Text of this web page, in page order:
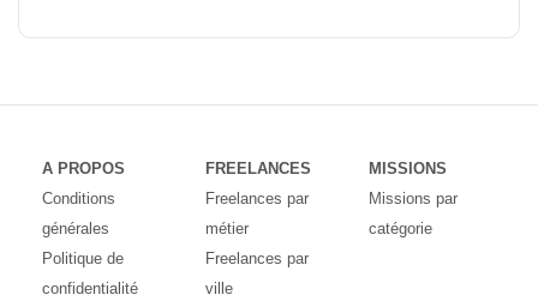
A PROPOS
Conditions
générales
Politique de
confidentialité
FREELANCES
Freelances par
métier
Freelances par
ville
MISSIONS
Missions par
catégorie